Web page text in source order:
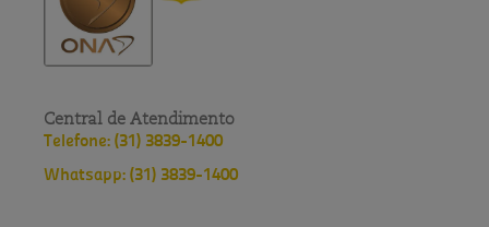
Central de Atendimento
Telefone: (31) 3839-1400
Whatsapp: (31) 3839-1400